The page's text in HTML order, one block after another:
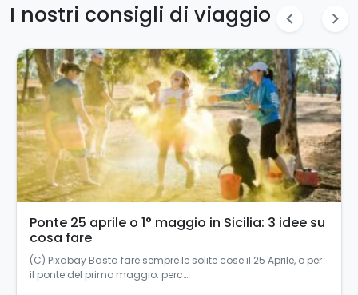
I nostri consigli di viaggio chevron_left chevron_right
Turismo accessibile in Sicilia: un’esperienza
per tutti
Turismo accessibile in Sicilia: un’esperienza per tutti La
Sicilia, si sa, è una terra in…